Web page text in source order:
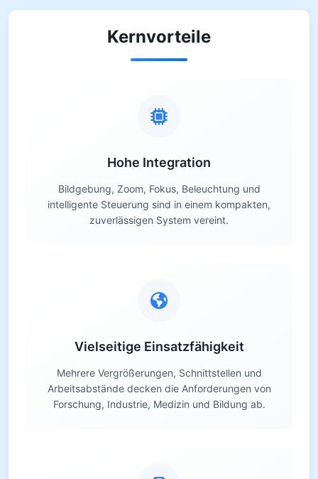
Kernvorteile
Hohe Integration
Bildgebung, Zoom, Fokus, Beleuchtung und
intelligente Steuerung sind in einem kompakten,
zuverlässigen System vereint.
Vielseitige Einsatzfähigkeit
Mehrere Vergrößerungen, Schnittstellen und
Arbeitsabstände decken die Anforderungen von
Forschung, Industrie, Medizin und Bildung ab.